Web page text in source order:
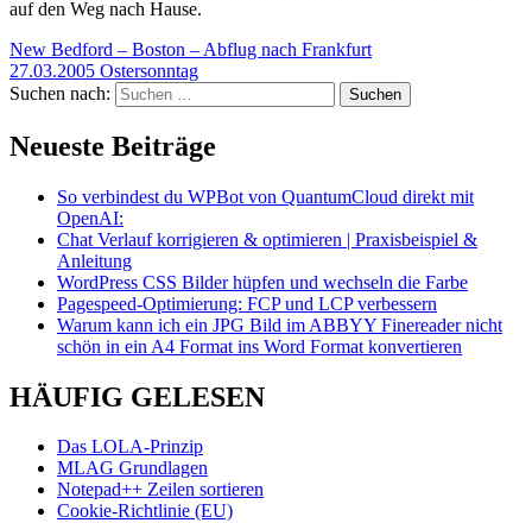
auf den Weg nach Hause.
New Bedford – Boston – Abflug nach Frankfurt
27.03.2005 Ostersonntag
Suchen nach:
Neueste Beiträge
So verbindest du WPBot von QuantumCloud direkt mit
OpenAI:
Chat Verlauf korrigieren & optimieren | Praxisbeispiel &
Anleitung
WordPress CSS Bilder hüpfen und wechseln die Farbe
Pagespeed-Optimierung: FCP und LCP verbessern
Warum kann ich ein JPG Bild im ABBYY Finereader nicht
schön in ein A4 Format ins Word Format konvertieren
HÄUFIG GELESEN
Das LOLA-Prinzip
MLAG Grundlagen
Notepad++ Zeilen sortieren
Cookie-Richtlinie (EU)